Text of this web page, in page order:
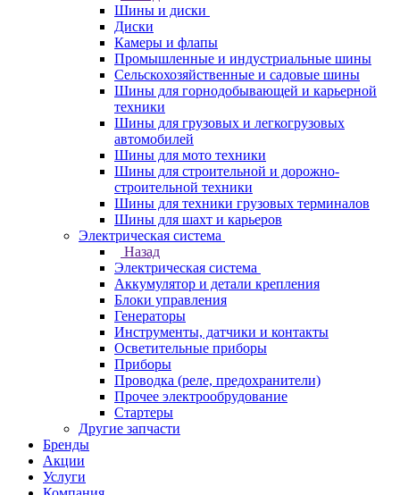
Шины и диски
Диски
Камеры и флапы
Промышленные и индустриальные шины
Сельскохозяйственные и садовые шины
Шины для горнодобывающей и карьерной
техники
Шины для грузовых и легкогрузовых
автомобилей
Шины для мото техники
Шины для строительной и дорожно-
строительной техники
Шины для техники грузовых терминалов
Шины для шахт и карьеров
Электрическая система
Назад
Электрическая система
Аккумулятор и детали крепления
Блоки управления
Генераторы
Инструменты, датчики и контакты
Осветительные приборы
Приборы
Проводка (реле, предохранители)
Прочее электрообрудование
Стартеры
Другие запчасти
Бренды
Акции
Услуги